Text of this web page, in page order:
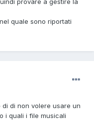
provare a gestire la
quale sono riportati
di di non volere usare un
i quali i file musicali